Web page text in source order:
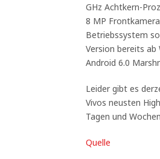
GHz Achtkern-
8 MP
Betriebssystem
Version bereits
Android 6.0
Leider gibt es
Vivos neusten
Tagen und
Quelle